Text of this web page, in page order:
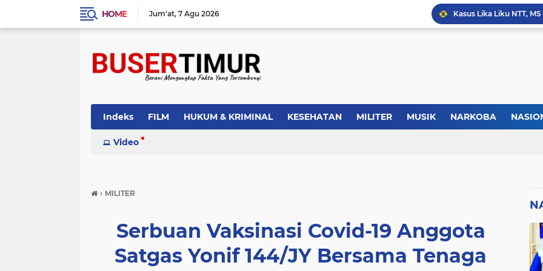
HOME Jum'at 7 Agu 2026
Kasus Lika Liku NTT,
Kisah Rusydi Maga
Indeks FILM HUKUM & KRIMINAL KESEHATAN MILITER MUSIK NARKOBA
PEMERINTAH
Video
› MILITER
Serbuan Vaksinasi Covid-19 Anggota
Satgas Yonif 144/JY Bersama Tenaga